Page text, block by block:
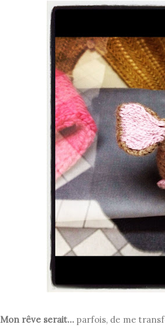
Mon rêve serait... parfois, de me